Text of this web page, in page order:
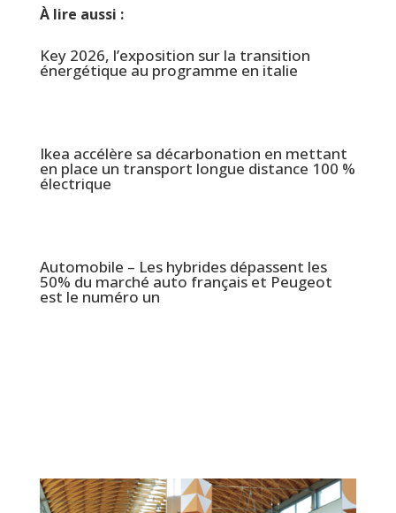
À lire aussi :
Key 2026, l’exposition sur la transition
énergétique au programme en italie
Ikea accélère sa décarbonation en mettant
en place un transport longue distance 100 %
électrique
Automobile – Les hybrides dépassent les
50% du marché auto français et Peugeot
est le numéro un